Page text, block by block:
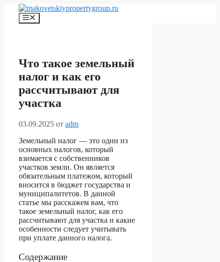
Перейти
содержимому
Меню
Что такое земельный
налог и как его
рассчитывают для
участка
03.09.2025 от adm
Земельный налог — это один из
основных налогов, который
взимается с собственников
участков земли. Он является
обязательным платежом, который
вносится в бюджет государства и
муниципалитетов. В данной
статье мы расскажем вам, что
такое земельный налог, как его
рассчитывают для участка и какие
особенности следует учитывать
при уплате данного налога.
Содержание